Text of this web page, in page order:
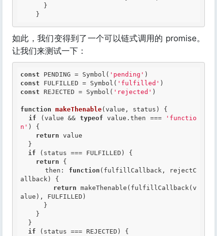
如此，我们变得到了一个可以链式调用的 promise。
让我们来测试一下：
const PENDING = Symbol( 'pending'
const FULFILLED = Symbol( 'fulfilled'
const REJECTED = Symbol( 'rejected' )
function makeThenable(value, status)
{
if (value && typeof value.then ===
'functio
n' ) {
return value
if (status === FULFILLED) {
return {
      then:
function (fulfillCallback, rejectC
allback)
{
return makeThenable(fulfillCallback(v
alue), FULFILLED)
if (status === REJECTED) {